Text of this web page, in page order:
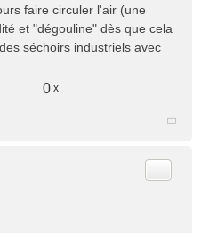
faire circuler l'air (une
et "dégouline" dès que cela
séchoirs industriels avec
0 x